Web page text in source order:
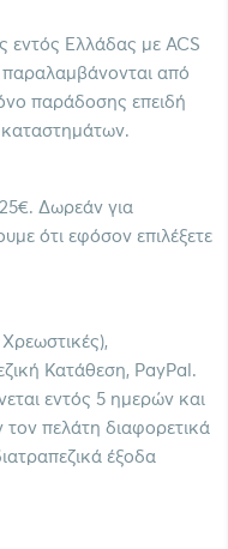
εντός Ελλάδας με ACS
παραλαμβάνονται από
παράδοσης επειδή
Δωρεάν για
ότι εφόσον επιλέξετε
Κατάθεση, PayPal.
εντός 5 ημερών και
τον πελάτη διαφορετικά
έξοδα